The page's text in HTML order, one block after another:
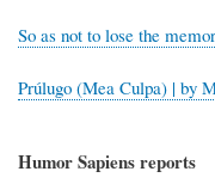
So as not to lose the
Prúlugo (Mea Culpa) | by
Humor Sapiens reports